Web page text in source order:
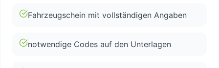
Fahrzeugschein mit vollständigen Angaben
notwendige Codes auf den Unterlagen